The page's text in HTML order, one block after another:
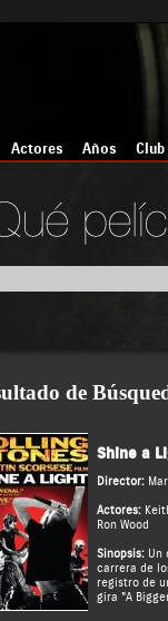
Actores Años Club
de
Shine a
Director:
Actores:
Ron Wood
Sinopsis:Un
carrera de
registro de
gira "A